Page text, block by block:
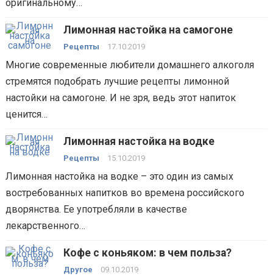
оригинальному…
Лимонная настойка на самогоне
Рецепты 17.10.2019
Многие современные любители домашнего алкоголя
стремятся подобрать лучшие рецепты лимонной
настойки на самогоне. И не зря, ведь этот напиток
ценится…
Лимонная настойка на водке
Рецепты 15.10.2019
Лимонная настойка на водке – это один из самых
востребованных напитков во времена российского
дворянства. Ее употребляли в качестве
лекарственного…
Кофе с коньяком: в чем польза?
Другое 09.10.2019